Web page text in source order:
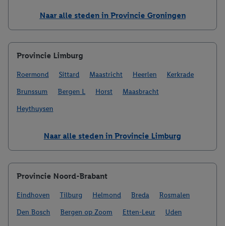
Naar alle steden in Provincie Groningen
Provincie Limburg
Roermond Sittard Maastricht Heerlen
Kerkrade
Brunssum
Bergen L Horst
Maasbracht
Heythuysen
Naar alle steden in Provincie Limburg
Provincie Noord-Brabant
Eindhoven Tilburg Helmond Breda
Rosmalen
Den Bosch
Bergen op Zoom Etten-Leur
Uden